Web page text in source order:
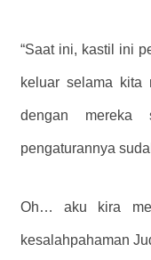
“Saat ini, kastil ini
keluar selama kita
dengan
pengaturannya
Oh… aku kira
kesalahpahaman